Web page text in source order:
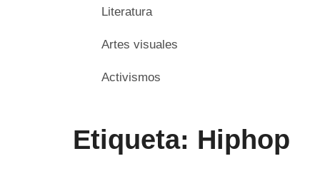
Literatura
Artes visuales
Activismos
Etiqueta: Hiphop